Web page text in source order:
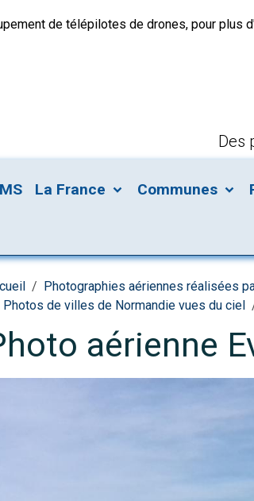
de télépilotes de drones, pour
Des
La France Communes
Photographies aériennes réalisées
Photos de villes de Normandie vues du ciel
aérienne